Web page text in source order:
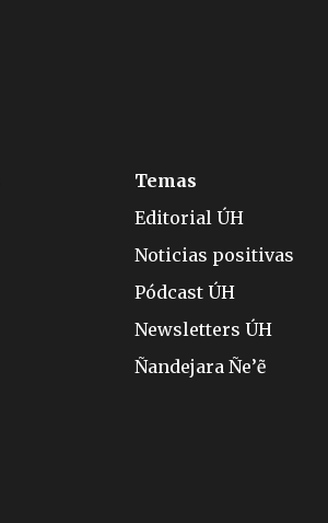
Temas
Editorial ÚH
Noticias positivas
Pódcast ÚH
Newsletters ÚH
Ñandejara Ñe’ẽ